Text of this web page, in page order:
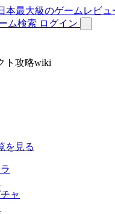
ム検索 ログイン
ト攻略wiki
を見る
ャ